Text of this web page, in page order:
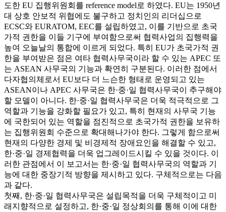
도한 EU 집행위원회를 reference model로 하였다. EU는 1950년
대 상호 안보적 위협에도 불구하고 정치인의 리더십으로
ECSC와 EURATOM, EEC를 설립하였고, 이를 기반으로 초국
가적 권한을 이들 기구에 부여함으로써 협력사업의 집행력을
높여 오늘날의 통합에 이르게 되었다. 특히 EU가 초국가적 권
한을 부여받은 점은 여타 협력사무국이라 할 수 있는 APEC 또
는 ASEAN 사무국의 기능과 확연히 구분된다. 이러한 점에서
다자협의체로서 EU보다 더 느슨한 형태로 운영되고 있는
ASEAN이나 APEC 사무국은 한·중·일 협력사무국이 추구해야
할 모델이 아니다. 한·중·일 협력사무국은 더욱 적극적으로 그
역할과 기능을 강화할 필요가 있고, 특히 현재의 사무국 기능
에 국한되어 있는 역할을 점진적으로 초국가적 권한을 보유하
는 집행위원회 수준으로 확대해나가야 한다. 그렇게 함으로써
현재의 다양한 경제 및 비경제적 장애요인을 해결할 수 있고,
한·중·일 경제협력을 더욱 업그레이드시킬 수 있을 것이다. 이
러한 관점에서 이 보고서는 한·중·일 협력사무국의 역할과 기
능에 대한 중장기적 방향을 제시하고 있다. 구체적으로는 다음
과 같다.
첫째, 한·중·일 협력사무국은 설립목적을 더욱 구체적이고 미
래지향적으로 설정하고, 한·중·일 정상회의를 통해 이에 대한